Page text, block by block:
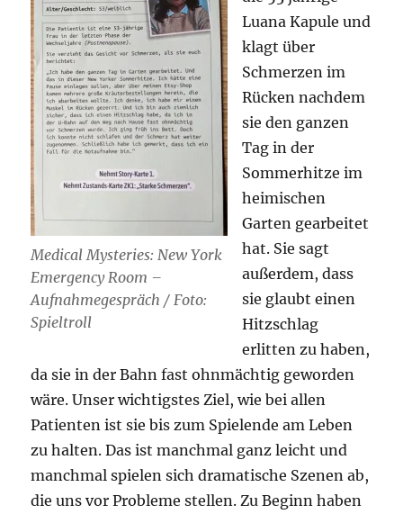
Medical Mysteries: New York
Emergency Room –
Aufnahmegespräch / Foto:
Spieltroll
Luana Kapule und
klagt über
Schmerzen im
Rücken nachdem
sie den ganzen
Tag in der
Sommerhitze im
heimischen
Garten gearbeitet
hat. Sie sagt
außerdem, dass
sie glaubt einen
Hitzschlag
erlitten zu haben,
da sie in der Bahn fast ohnmächtig geworden
wäre. Unser wichtigstes Ziel, wie bei allen
Patienten ist sie bis zum Spielende am Leben
zu halten. Das ist manchmal ganz leicht und
manchmal spielen sich dramatische Szenen ab,
die uns vor Probleme stellen. Zu Beginn haben